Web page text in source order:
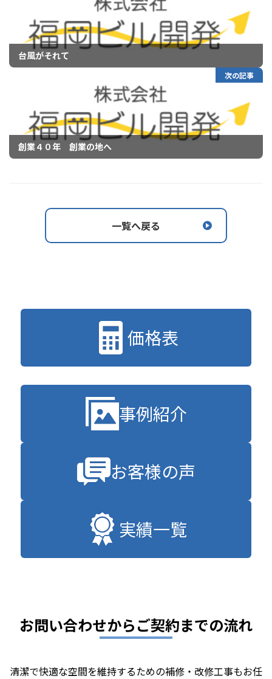
台風がそれて
次の記事
創業４０年 創業の地へ
一覧へ戻る
価格表
事例紹介
お客様の声
実績一覧
お問い合わせからご契約までの流れ
清潔で快適な空間を維持するための補修・改修工事もお任